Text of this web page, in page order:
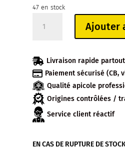
47 en stock
NUCLEI
DE
FECONDATION
MINIPLUS
Ajouter
 Livraison rapide
 Paiement sécurisé (CB,
Qualité apicole
Origines contrôlées /
Service client réactif
EN CAS DE RUPTURE DE